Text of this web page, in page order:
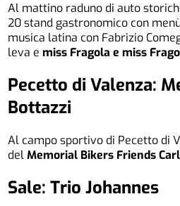
Al mattino raduno di auto
20 stand gastronomico con
musica latina con Fabrizio
leva emiss Fragola e miss
Pecetto di Valenza:
Bottazzi
Al campo sportivo di Pecetto di
delMemorial Bikers Friends
Sale: Trio Johannes